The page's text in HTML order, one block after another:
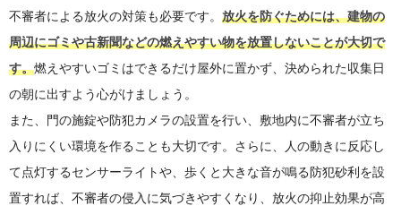
不審者による放火の対策も必要です。 放火を防ぐためには、建物の
周辺にゴミや古新聞などの燃えやすい物を放置しないことが大切で
す。燃えやすいゴミはできるだけ屋外に置かず、決められた収集日
の朝に出すよう心がけましょう。
また、門の施錠や防犯カメラの設置を行い、敷地内に不審者が立ち
入りにくい環境を作ることも大切です。さらに、人の動きに反応し
て点灯するセンサーライトや、歩くと大きな音が鳴る防犯砂利を設
置すれば、不審者の侵入に気づきやすくなり、放火の抑止効果が高